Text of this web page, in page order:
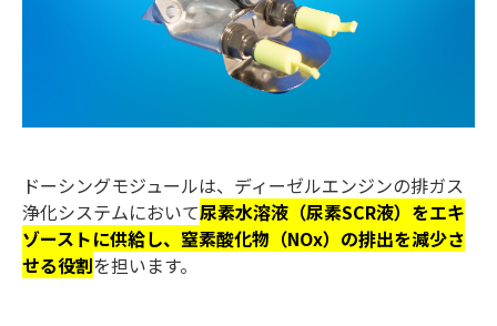
ドーシングモジュールは、ディーゼルエンジンの排ガス
浄化システムにおいて尿素水溶液（尿素SCR液）をエキ
ゾーストに供給し、窒素酸化物（NOx）の排出を減少さ
せる役割を担います。